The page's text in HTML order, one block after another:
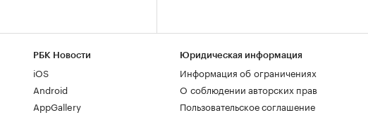
РБК Новости
iOS
Android
AppGallery
Юридическая информация
Информация об ограничениях
О соблюдении авторских прав
Пользовательское соглашение